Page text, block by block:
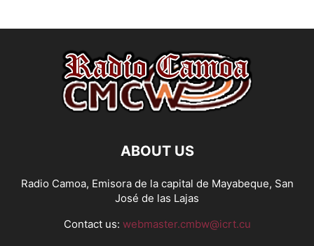
ABOUT US
Radio Camoa, Emisora de la capital de Mayabeque, San
José de las Lajas
Contact us: webmaster.cmbw@icrt.cu